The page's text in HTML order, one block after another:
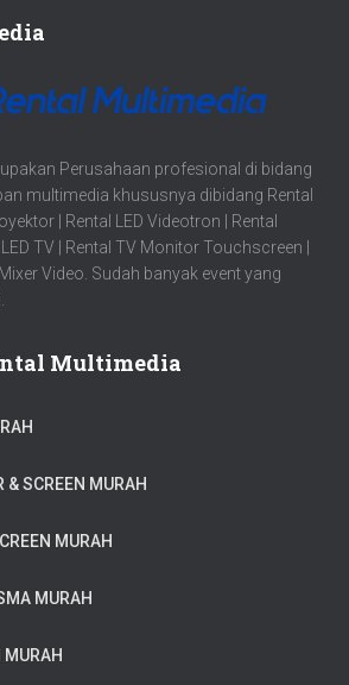
Perusahaan profesional di bidang
multimedia khususnya dibidang Rental
| Rental LED Videotron | Rental
TV | Rental TV Monitor Touchscreen |
Video. Sudah banyak event yang
Multimedia
& SCREEN MURAH
MURAH
MURAH
MURAH